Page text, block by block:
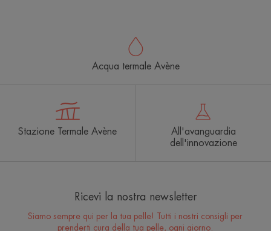
Acqua termale Avène
Stazione Termale Avène
All'avanguardia
dell'innovazione
Ricevi la nostra newsletter
Siamo sempre qui per la tua pelle! Tutti i nostri consigli per
prenderti cura della tua pelle, ogni giorno.